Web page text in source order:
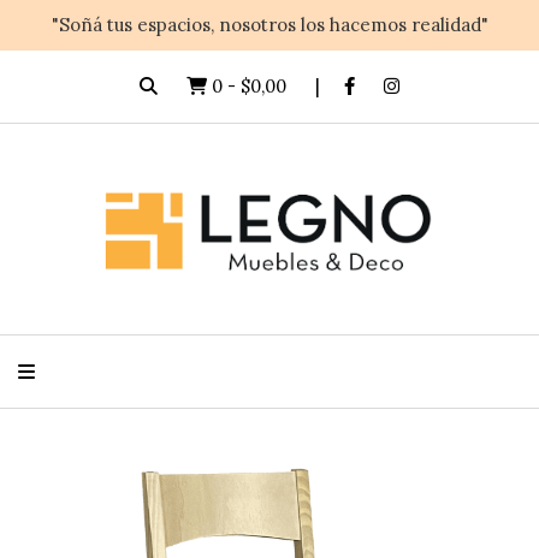
"Soñá tus espacios, nosotros los hacemos realidad"
0 - $0,00